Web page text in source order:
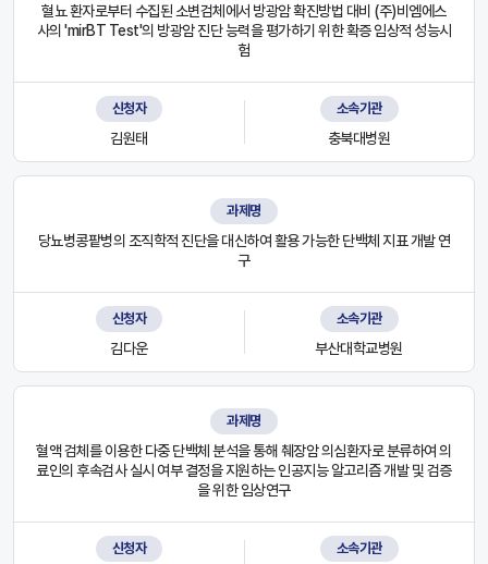
혈뇨 환자로부터 수집된 소변검체에서 방광암 확진방법 대비 (주)비엠에스
사의 'mirBT Test'의 방광암 진단 능력을 평가하기 위한 확증 임상적 성능시
험
신청자
김원태
소속기관
충북대병원
과제명
당뇨병콩팥병의 조직학적 진단을 대신하여 활용 가능한 단백체 지표 개발 연
구
신청자
김다운
소속기관
부산대학교병원
과제명
혈액 검체를 이용한 다중 단백체 분석을 통해 췌장암 의심환자로 분류하여 의
료인의 후속검사 실시 여부 결정을 지원하는 인공지능 알고리즘 개발 및 검증
을 위한 임상연구
신청자 소속기관